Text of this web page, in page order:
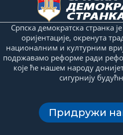
Српска демократска странка
оријентације, окренута
националним и културним
подржавамо реформе ради
које ће нашем народу
сигурнију
Придружи